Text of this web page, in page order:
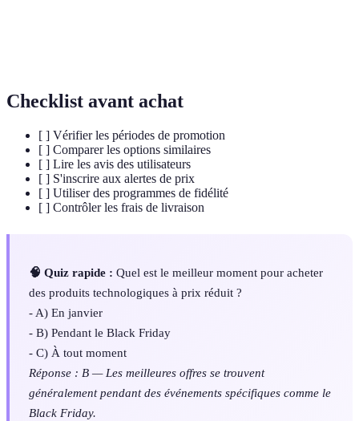
Checklist avant achat
[ ] Vérifier les périodes de promotion
[ ] Comparer les options similaires
[ ] Lire les avis des utilisateurs
[ ] S'inscrire aux alertes de prix
[ ] Utiliser des programmes de fidélité
[ ] Contrôler les frais de livraison
🧠 Quiz rapide : Quel est le meilleur moment pour acheter
des produits technologiques à prix réduit ?
- A) En janvier
- B) Pendant le Black Friday
- C) À tout moment
Réponse : B — Les meilleures offres se trouvent
généralement pendant des événements spécifiques comme le
Black Friday.